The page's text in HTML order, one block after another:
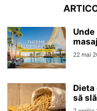
22 mai
Dieta
să